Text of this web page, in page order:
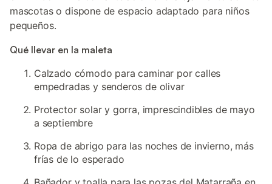
mascotas o dispone de espacio adaptado para niños
pequeños.
Qué llevar en la maleta
Calzado cómodo para caminar por calles
empedradas y senderos de olivar
Protector solar y gorra, imprescindibles de mayo
a septiembre
Ropa de abrigo para las noches de invierno, más
frías de lo esperado